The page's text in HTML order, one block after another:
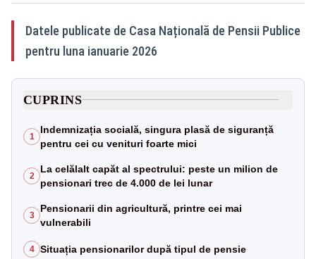
Datele publicate de Casa Națională de Pensii Publice
pentru luna ianuarie 2026
CUPRINS
1
Indemnizația socială, singura plasă de siguranță
pentru cei cu venituri foarte mici
2
La celălalt capăt al spectrului: peste un milion de
pensionari trec de 4.000 de lei lunar
3
Pensionarii din agricultură, printre cei mai
vulnerabili
4 Situația pensionarilor după tipul de pensie